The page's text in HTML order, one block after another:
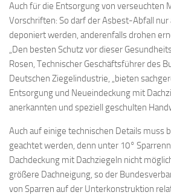
Auch für die Entsorgung von verseuchten
Vorschriften: So darf der As­best-Abfall nur
deponiert werden, anderenfalls drohen
„Den besten Schutz vor dieser
Rosen, Technischer Geschäftsführer des
Deutschen Ziegelindustrie, „bieten
Entsorgung und Neueindeckung mit
anerkannten und speziell geschulten
Auch auf einige technischen Details muss
geachtet werden, denn unter 10°
Dachdeckung mit Dachziegeln nicht
größere Dachneigung, so der
von Sparren auf der Un­ter­konstruktion